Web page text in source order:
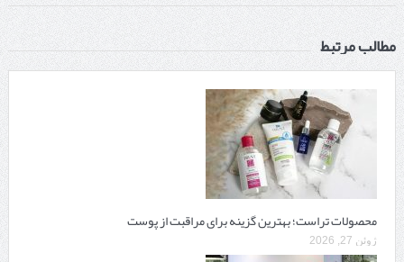
مطالب مرتبط
محصولات تراست؛ بهترین گزینه برای مراقبت از پوست
ژوئن 27, 2026